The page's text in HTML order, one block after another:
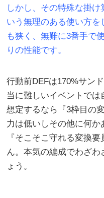
しかし、その特殊な掛
いう無理のある使い方を
も狭く、無難に3番手で
りの性能です。
行動前DEFは170%サン
当に難しいイベントで
想定するなら『3枠目の
力は低いしその他に何
『そこそこ守れる変換
ん。本気の編成でわざ
ょう。